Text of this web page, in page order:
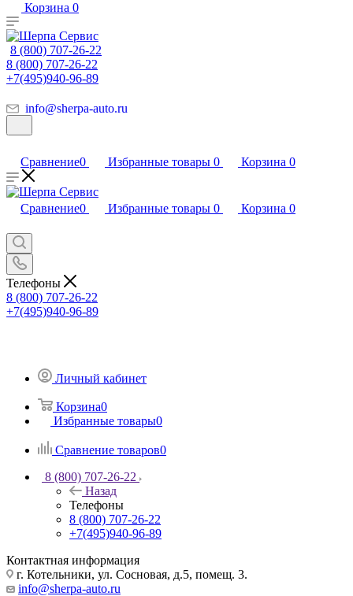
Корзина 0
8 (800) 707-26-22
8 (800) 707-26-22
+7(495)940-96-89
info@sherpa-auto.ru
Сравнение0 Избранные товары 0 Корзина 0
Сравнение0 Избранные товары 0 Корзина 0
Телефоны
8 (800) 707-26-22
+7(495)940-96-89
Личный кабинет
Корзина0
Избранные товары0
Сравнение товаров0
8 (800) 707-26-22
Назад
Телефоны
8 (800) 707-26-22
+7(495)940-96-89
Контактная информация
г. Котельники, ул. Сосновая, д.5, помещ. 3.
info@sherpa-auto.ru